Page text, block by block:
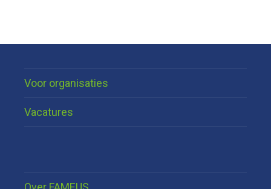
Voor organisaties
Vacatures